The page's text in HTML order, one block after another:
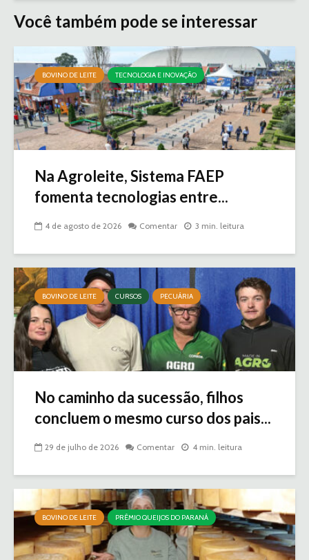
Você também pode se interessar
BOVINO DE LEITE TECNOLOGIA E INOVAÇÃO
Na Agroleite, Sistema FAEP
fomenta tecnologias entre...
4 de agosto de 2026 Comentar 3 min. leitura
BOVINO DE LEITE CURSOS PECUÁRIA
No caminho da sucessão, filhos
concluem o mesmo curso dos pais...
29 de julho de 2026 Comentar 4 min. leitura
BOVINO DE LEITE PRÊMIO QUEIJOS DO PARANÁ